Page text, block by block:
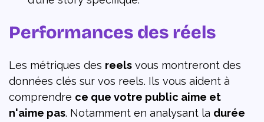
Performances des réels
Les métriques des reels vous montreront des
données clés sur vos reels. Ils vous aident à
comprendre ce que votre public aime et
n'aime pas. Notamment en analysant la durée